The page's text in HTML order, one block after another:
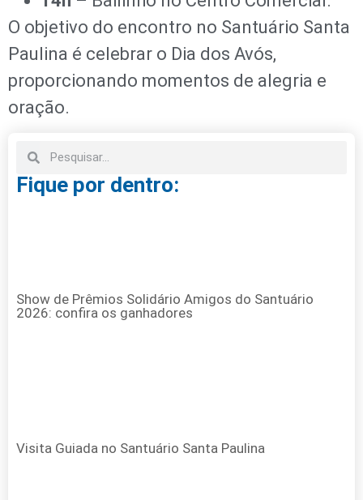
O objetivo do encontro no Santuário Santa
Paulina é celebrar o Dia dos Avós,
proporcionando momentos de alegria e
oração.
Fique por dentro:
Show de Prêmios Solidário Amigos do Santuário
2026: confira os ganhadores
Visita Guiada no Santuário Santa Paulina